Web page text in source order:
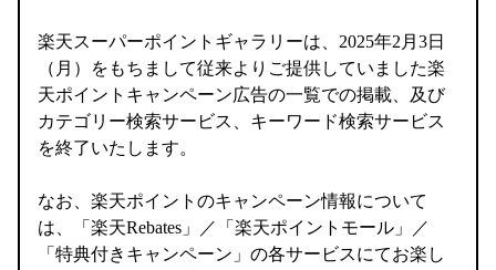
楽天スーパーポイントギャラリーは、2025年2月3日
（月）をもちまして従来よりご提供していました楽
天ポイントキャンペーン広告の一覧での掲載、及び
カテゴリー検索サービス、キーワード検索サービス
を終了いたします。
なお、楽天ポイントのキャンペーン情報について
は、「楽天Rebates」／「楽天ポイントモール」／
「特典付きキャンペーン」の各サービスにてお楽し